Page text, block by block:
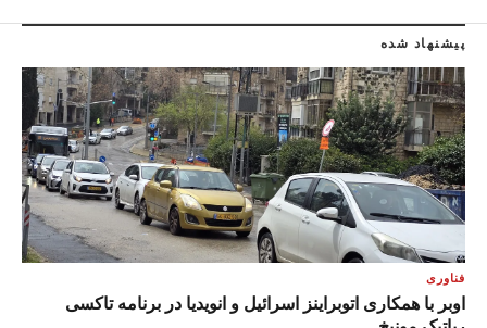
پیشنهاد شده
فناوری
اوبر با همکاری اتوبراینز اسرائیل و انویدیا در برنامه تاکسی